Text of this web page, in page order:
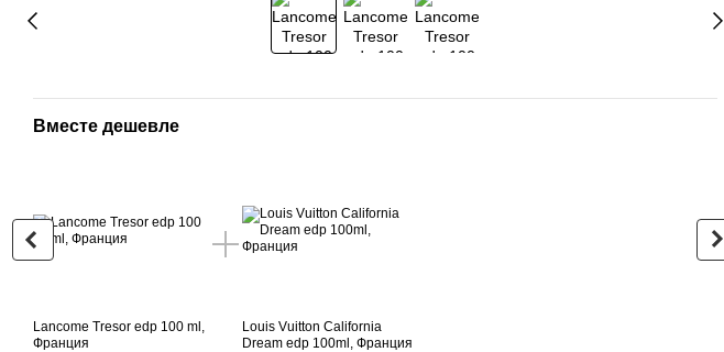
Вместе дешевле
Lancome Tresor edp 100 ml,
Франция
Louis Vuitton California
Dream edp 100ml, Франция